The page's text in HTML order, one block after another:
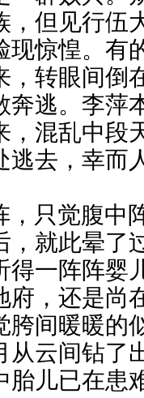
，但见行伍
现惊惶。有
，转眼间倒
奔逃。李萍
，混乱中段
逃去，幸而
只觉腹中
，就此晕了
得一阵阵婴
府，还是尚
胯间暖暖的
从云间钻了
胎儿已在患